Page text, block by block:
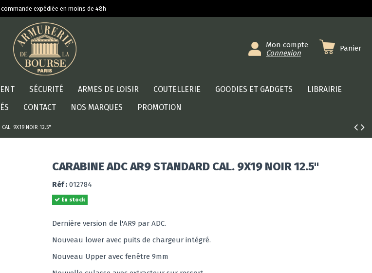
expédiée en moins de 48h
Mon compte
Connexion
Panier
SÉCURITÉ ARMES DE LOISIR COUTELLERIE GOODIES ET GADGETS
LIBRAIRIE
CONTACT NOS MARQUES PROMOTION
CAL. 9X19 NOIR 12.5"
CARABINE ADC AR9 STANDARD CAL. 9X19 NOIR 12.5"
Réf : 012784
En stock
Dernière version de l'AR9 par ADC.
Nouveau lower avec puits de chargeur intégré.
Nouveau Upper avec fenêtre 9mm